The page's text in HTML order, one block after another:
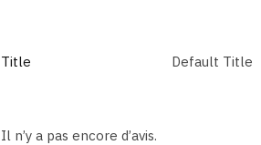
Title Default Title
Il n’y a pas encore d’avis.